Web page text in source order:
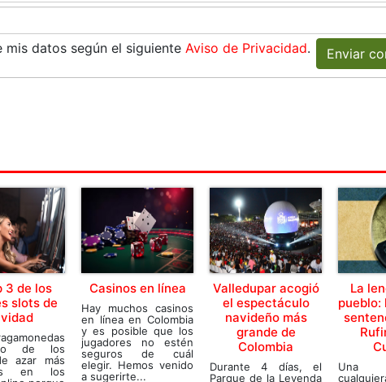
datos según el siguiente Aviso de Privacidad. Enviar
3 de los
slots de
de los
azar más
en los
Casinos en línea
Hay muchos casinos
en línea en Colombia
y es posible que los
jugadores no estén
seguros de cuál
elegir. Hemos venido
a sugerirte...
Valledupar acogió
el espectáculo
navideño más
grande de
Colombia
Durante 4 días, el
Parque de la Leyenda
La
pueblo:
Una